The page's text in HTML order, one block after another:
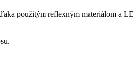
použitým reflexným materiálom a